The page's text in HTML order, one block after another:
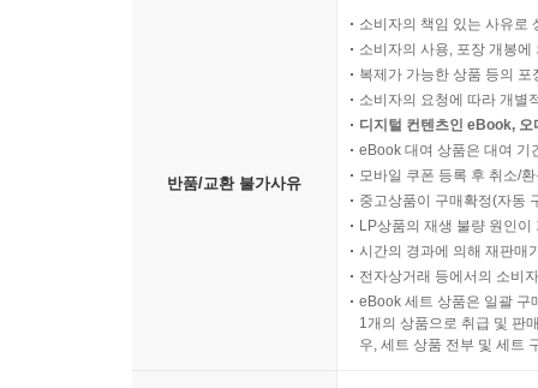
반품/교환 불가사유
소비자의 책임 있는 사유로
소비자의 사용, 포장 개봉
복제가 가능한 상품 등의
소비자의 요청에 따라 개별
디지털 컨텐츠인 eBook,
eBook 대여 상품은 대여 기
모바일 쿠폰 등록 후 취소/
중고상품이 구매확정(자동
LP상품의 재생 불량 원인
시간의 경과에 의해 재판매
전자상거래 등에서의 소비
eBook 세트 상품은 일괄 구
1개의 상품으로 취급 및 판
우, 세트 상품 전부 및 세트